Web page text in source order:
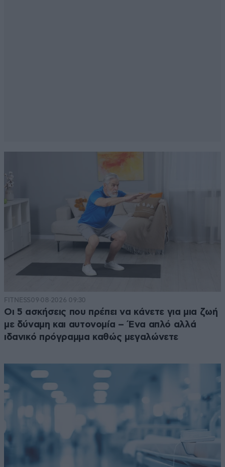
FITNESS09·08·2026 09:30
Οι 5 ασκήσεις που πρέπει να κάνετε για μια ζωή
με δύναμη και αυτονομία – Ένα απλό αλλά
ιδανικό πρόγραμμα καθώς μεγαλώνετε